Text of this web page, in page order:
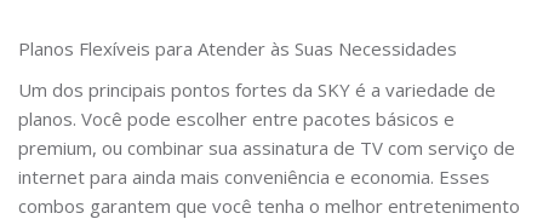
Planos Flexíveis para Atender às Suas Necessidades
Um dos principais pontos fortes da SKY é a variedade de
planos. Você pode escolher entre pacotes básicos e
premium, ou combinar sua assinatura de TV com serviço de
internet para ainda mais conveniência e economia. Esses
combos garantem que você tenha o melhor entretenimento